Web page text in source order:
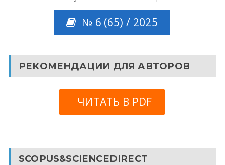
№ 6 (65) / 2025
РЕКОМЕНДАЦИИ ДЛЯ АВТОРОВ
ЧИТАТЬ В PDF
SCOPUS&SCIENCEDIRECT